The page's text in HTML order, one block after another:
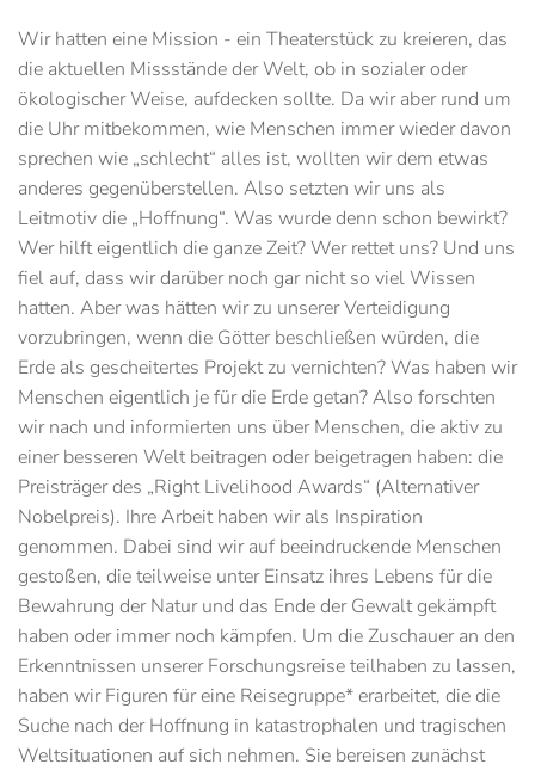
Wir hatten eine Mission - ein Theaterstück zu kreieren, das
die aktuellen Missstände der Welt, ob in sozialer oder
ökologischer Weise, aufdecken sollte. Da wir aber rund um
die Uhr mitbekommen, wie Menschen immer wieder davon
sprechen wie „schlecht“ alles ist, wollten wir dem etwas
anderes gegenüberstellen. Also setzten wir uns als
Leitmotiv die „Hoffnung“. Was wurde denn schon bewirkt?
Wer hilft eigentlich die ganze Zeit? Wer rettet uns? Und uns
fiel auf, dass wir darüber noch gar nicht so viel Wissen
hatten. Aber was hätten wir zu unserer Verteidigung
vorzubringen, wenn die Götter beschließen würden, die
Erde als gescheitertes Projekt zu vernichten? Was haben wir
Menschen eigentlich je für die Erde getan? Also forschten
wir nach und informierten uns über Menschen, die aktiv zu
einer besseren Welt beitragen oder beigetragen haben: die
Preisträger des „Right Livelihood Awards“ (Alternativer
Nobelpreis). Ihre Arbeit haben wir als Inspiration
genommen. Dabei sind wir auf beeindruckende Menschen
gestoßen, die teilweise unter Einsatz ihres Lebens für die
Bewahrung der Natur und das Ende der Gewalt gekämpft
haben oder immer noch kämpfen. Um die Zuschauer an den
Erkenntnissen unserer Forschungsreise teilhaben zu lassen,
haben wir Figuren für eine Reisegruppe* erarbeitet, die die
Suche nach der Hoffnung in katastrophalen und tragischen
Weltsituationen auf sich nehmen. Sie bereisen zunächst